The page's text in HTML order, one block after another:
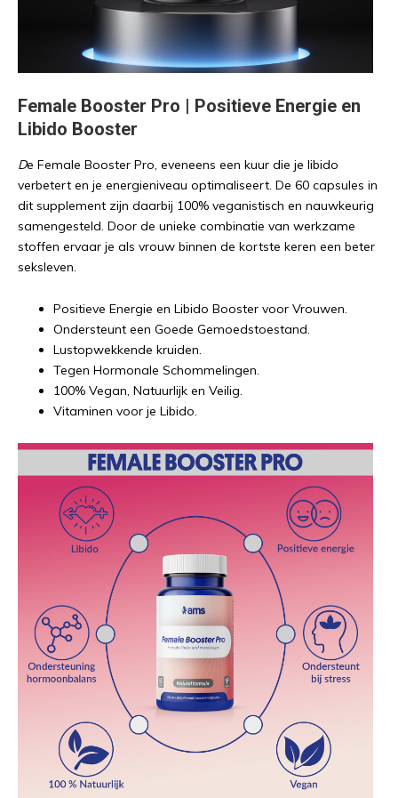
Female Booster Pro | Positieve Energie en
Libido Booster
De Female Booster Pro, eveneens een kuur die je libido
verbetert en je energieniveau optimaliseert. De 60 capsules in
dit supplement zijn daarbij 100% veganistisch en nauwkeurig
samengesteld. Door de unieke combinatie van werkzame
stoffen ervaar je als vrouw binnen de kortste keren een beter
seksleven.
Positieve Energie en Libido Booster voor Vrouwen.
Ondersteunt een Goede Gemoedstoestand.
Lustopwekkende kruiden.
Tegen Hormonale Schommelingen.
100% Vegan, Natuurlijk en Veilig.
Vitaminen voor je Libido.